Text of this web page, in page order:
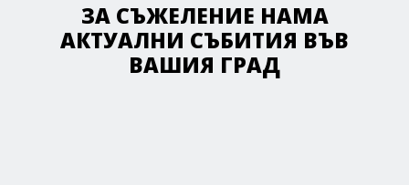
ЗА СЪЖЕЛЕНИЕ НАМА
АКТУАЛНИ СЪБИТИЯ ВЪВ
ВАШИЯ ГРАД